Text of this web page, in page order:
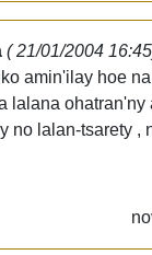
( 21/01/2004
amin'ilay hoe
lalana
no lalan-tsarety ,